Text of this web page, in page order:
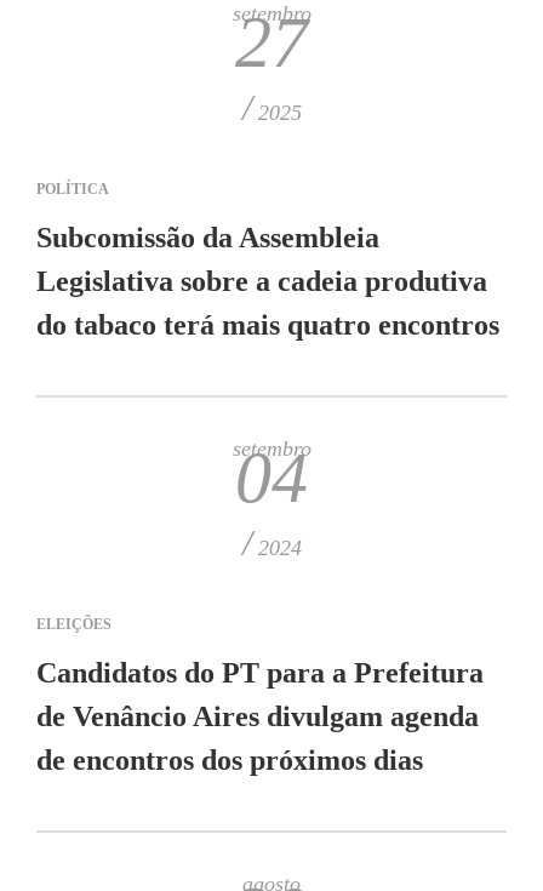
setembro
27
/ 2025
POLÍTICA
Subcomissão da Assembleia
Legislativa sobre a cadeia produtiva
do tabaco terá mais quatro encontros
setembro
04
/ 2024
ELEIÇÕES
Candidatos do PT para a Prefeitura
de Venâncio Aires divulgam agenda
de encontros dos próximos dias
agosto